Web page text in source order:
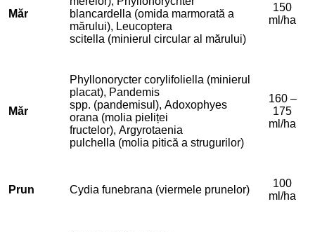
Măr
blancardella (omida marmorată a
mărului), Leucoptera
scitella (minierul circular al mărului)
150
ml/ha
Măr
Phyllonorycter corylifoliella (minierul
placat), Pandemis
spp. (pandemisul), Adoxophyes
orana (molia pieliței
fructelor), Argyrotaenia
pulchella (molia pitică a strugurilor)
160 –
175
ml/ha
Prun Cydia funebrana (viermele prunelor)
100
ml/ha